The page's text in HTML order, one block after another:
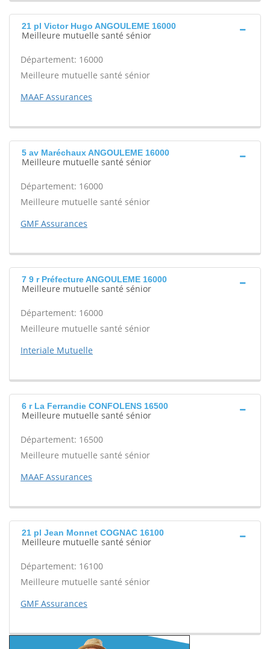
21 pl Victor Hugo ANGOULEME 16000
Meilleure mutuelle santé sénior
Département: 16000
Meilleure mutuelle santé sénior
MAAF Assurances
5 av Maréchaux ANGOULEME 16000
Meilleure mutuelle santé sénior
Département: 16000
Meilleure mutuelle santé sénior
GMF Assurances
7 9 r Préfecture ANGOULEME 16000
Meilleure mutuelle santé sénior
Département: 16000
Meilleure mutuelle santé sénior
Interiale Mutuelle
6 r La Ferrandie CONFOLENS 16500
Meilleure mutuelle santé sénior
Département: 16500
Meilleure mutuelle santé sénior
MAAF Assurances
21 pl Jean Monnet COGNAC 16100
Meilleure mutuelle santé sénior
Département: 16100
Meilleure mutuelle santé sénior
GMF Assurances